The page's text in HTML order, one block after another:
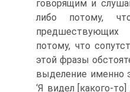
говорящим и
либо пото­му,
потому, что
этой фразы
выделение именно
‘Я видел [какого-